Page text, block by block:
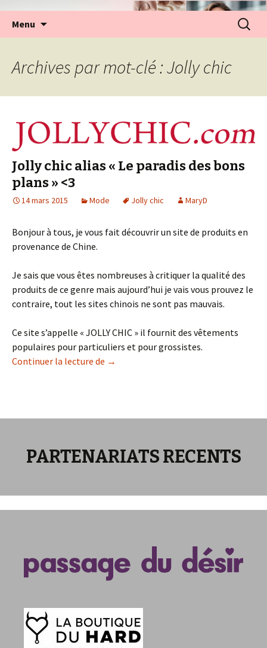
Menu
Archives par mot-clé : Jolly chic
Jolly chic alias « Le paradis des bons
plans » <3
14 mars 2015 Mode Jolly chic MaryD
Bonjour à tous, je vous fait découvrir un site de produits en
provenance de Chine.
Je sais que vous êtes nombreuses à critiquer la qualité des
produits de ce genre mais aujourd’hui je vais vous prouvez le
contraire, tout les sites chinois ne sont pas mauvais.
Ce site s’appelle « JOLLY CHIC » il fournit des vêtements
populaires pour particuliers et pour grossistes.
Continuer la lecture de Jolly chic alias « Le paradis des bons
→
PARTENARIATS RECENTS